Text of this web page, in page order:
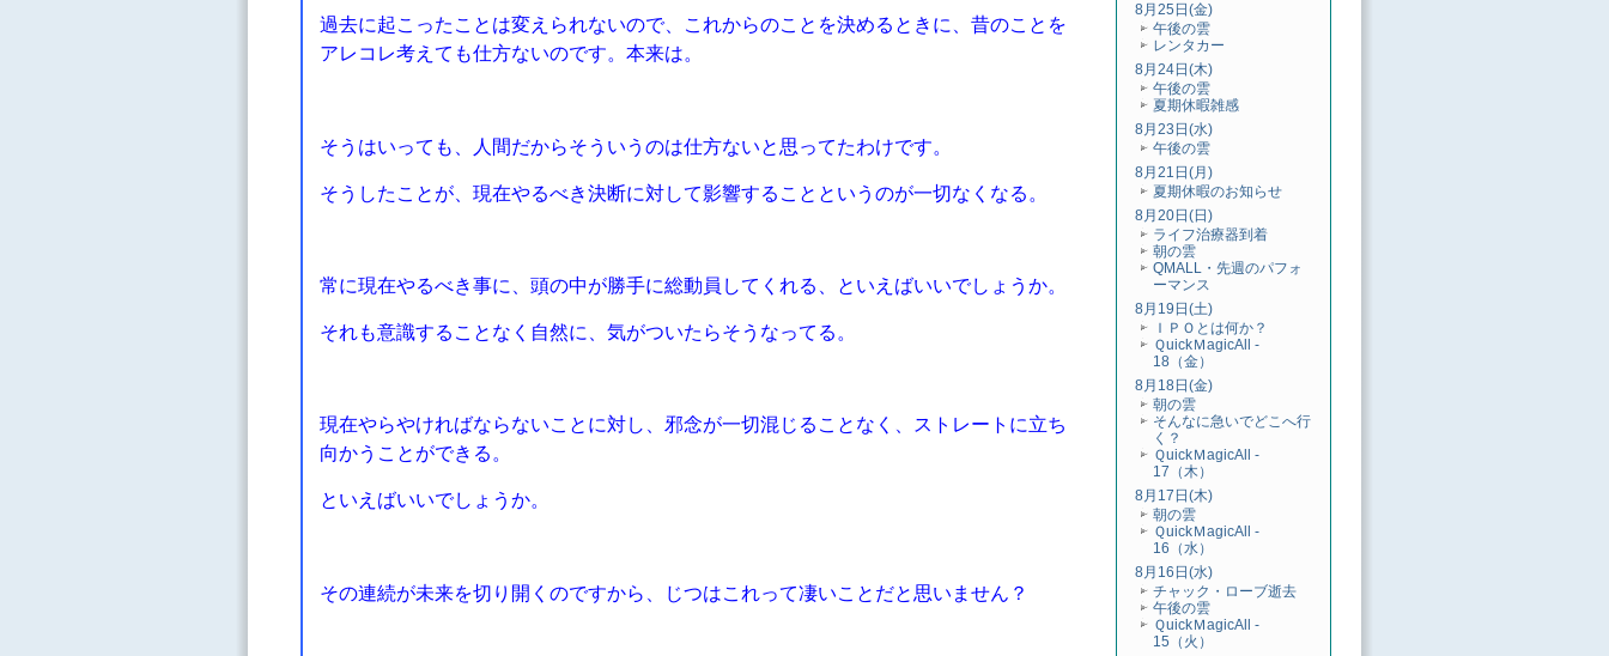
過去に起こったことは変えられないので、これからのことを決めるときに、昔のことを
アレコレ考えても仕方ないのです。本来は。
そうはいっても、人間だからそういうのは仕方ないと思ってたわけです。
そうしたことが、現在やるべき決断に対して影響することというのが一切なくなる。
常に現在やるべき事に、頭の中が勝手に総動員してくれる、といえばいいでしょうか。
それも意識することなく自然に、気がついたらそうなってる。
現在やらやければならないことに対し、邪念が一切混じることなく、ストレートに立ち
向かうことができる。
といえばいいでしょうか。
その連続が未来を切り開くのですから、じつはこれって凄いことだと思いません？
8月25日(金)
午後の雲
レンタカー
8月24日(木)
午後の雲
夏期休暇雑感
8月23日(水)
午後の雲
8月21日(月)
夏期休暇のお知らせ
8月20日(日)
ライフ治療器到着
朝の雲
QMALL・先週のパフォ
ーマンス
8月19日(土)
ＩＰＯとは何か？
ＱuickＭagicAll -
18（金）
8月18日(金)
朝の雲
そんなに急いでどこへ行
く？
ＱuickＭagicAll -
17（木）
8月17日(木)
朝の雲
ＱuickＭagicAll -
16（水）
8月16日(水)
チャック・ローブ逝去
午後の雲
ＱuickＭagicAll -
15（火）